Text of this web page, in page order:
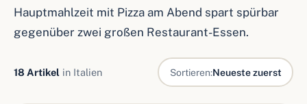
Hauptmahlzeit mit Pizza am Abend spart spürbar
gegenüber zwei großen Restaurant-Essen.
18 Artikel in Italien Sortieren:Neueste zuerst